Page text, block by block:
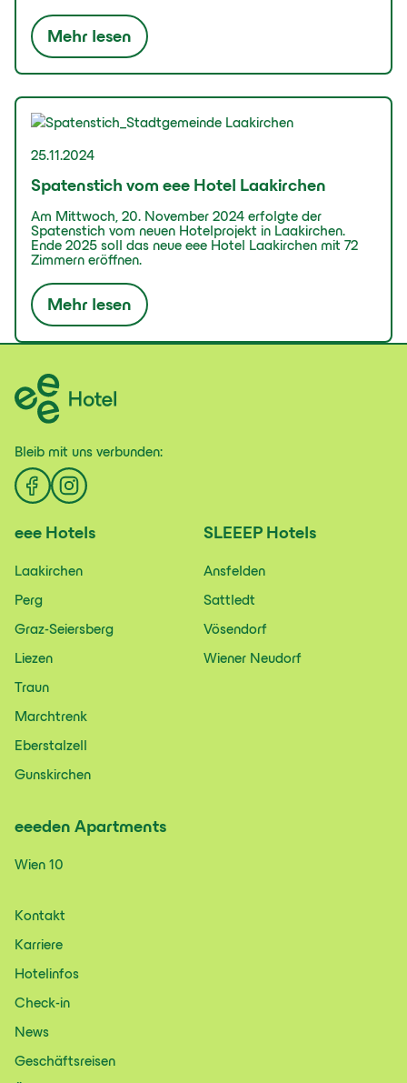
Mehr lesen
25.11.2024
Spatenstich vom eee Hotel Laakirchen
Am Mittwoch, 20. November 2024 erfolgte der
Spatenstich vom neuen Hotelprojekt in Laakirchen.
Ende 2025 soll das neue eee Hotel Laakirchen mit 72
Zimmern eröffnen.
Mehr lesen
Bleib mit uns verbunden:
eee Hotels
Laakirchen
Perg
Graz-Seiersberg
Liezen
Traun
Marchtrenk
Eberstalzell
Gunskirchen
SLEEEP Hotels
Ansfelden
Sattledt
Vösendorf
Wiener Neudorf
eeeden Apartments
Wien 10
Kontakt
Karriere
Hotelinfos
Check-in
News
Geschäftsreisen